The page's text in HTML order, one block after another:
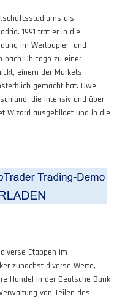
als
1991 trat er in die
im Wertpapier- und
nach Chicago zu einer
einem der Markets
gemacht hat. Uwe
die intensiv und über
Wizard ausgebildet und in die
Etappen im
zunächst diverse Werte,
Handel in der Deutsche Bank
von Teilen des